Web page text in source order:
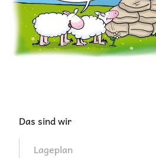
überspringen
Das sind wir
Lageplan